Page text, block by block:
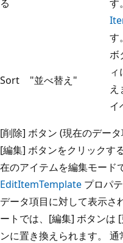
る
す
す。
Sort "並べ替え"
ボ
え
イ
[削除] ボタン (現在のデー
[編集] ボタンをクリックす
在のアイテムを編集モード
EditItemTemplate プロパ
データ項目に対して表示さ
ートでは、[編集] ボタンは
ンに置き換えられます。